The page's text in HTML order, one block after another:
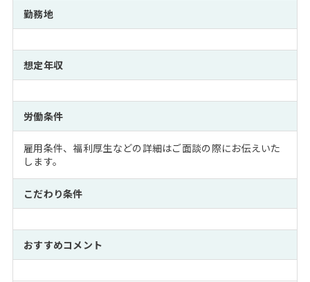
勤務地
想定年収
労働条件
雇用条件、福利厚生などの詳細はご面談の際にお伝えいた
します。
こだわり条件
おすすめコメント